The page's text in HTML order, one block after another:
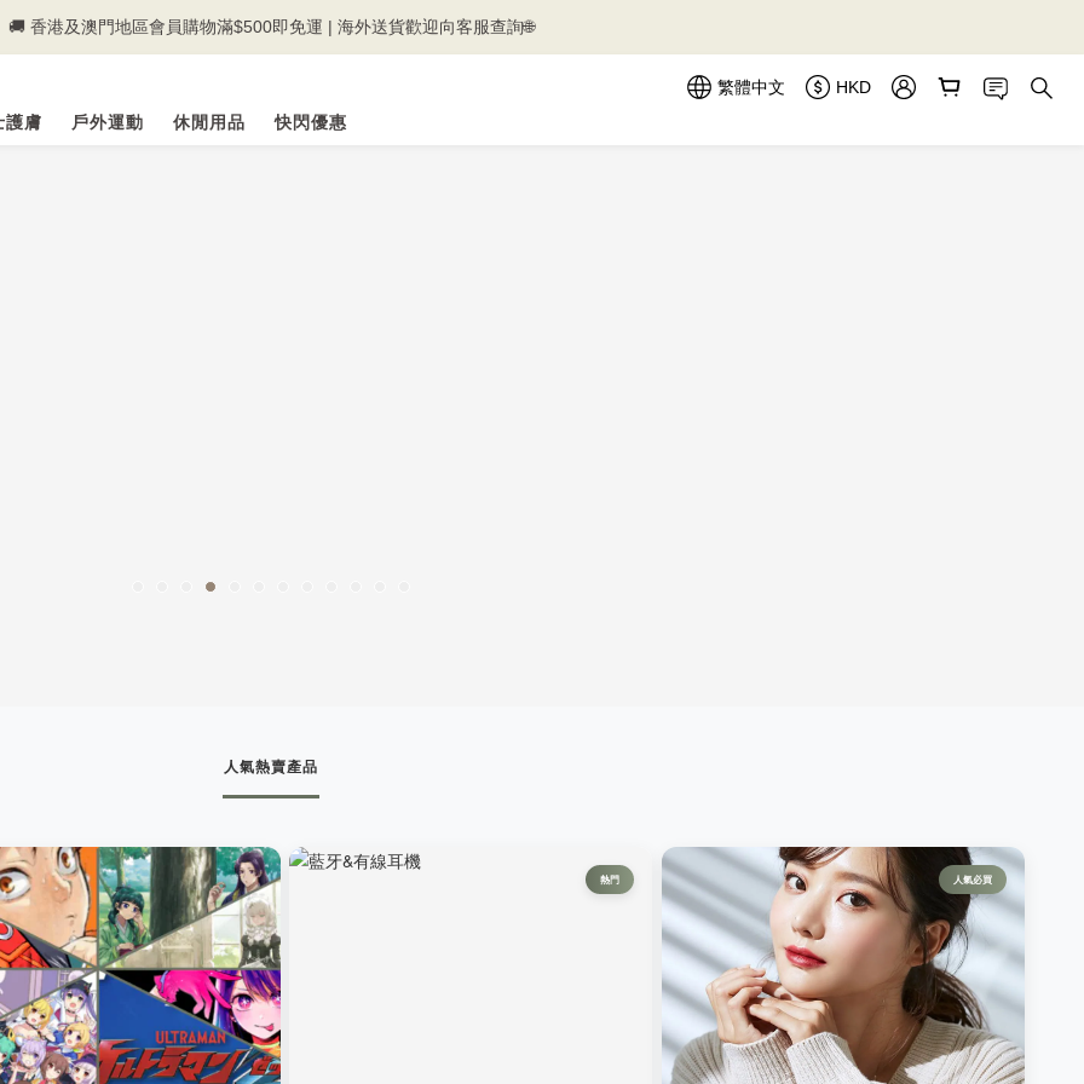
💰新登記會員即送50購物金💰
🚚 香港及澳門地區會員購物滿$500即免運 | 海外送貨歡迎向客服查詢🌐
繁體中文
HKD
護膚
戶外運動 休閒用品 快閃優惠
人氣熱賣產品
熱門 人氣必買